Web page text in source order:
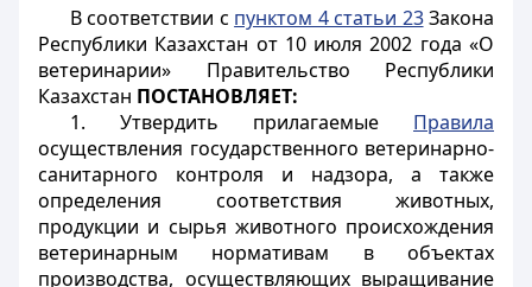
В соответствии с пунктом 4 статьи 23Закона
Республики Казахстан от 10 июля 2002 года «О
ветеринарии» Правительство Республики
Казахстан ПОСТАНОВЛЯЕТ:
1. Утвердить прилагаемые Правила
осуществления государственного ветеринарно-
санитарного контроля и надзора, а также
определения соответствия животных,
продукции и сырья животного происхождения
ветеринарным нормативам в объектах
производства, осуществляющих выращивание